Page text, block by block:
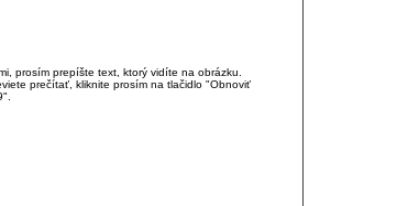
prosím prepíšte text, ktorý vidíte na obrázku.
prečítať, kliknite prosím na tlačidlo "Obnoviť